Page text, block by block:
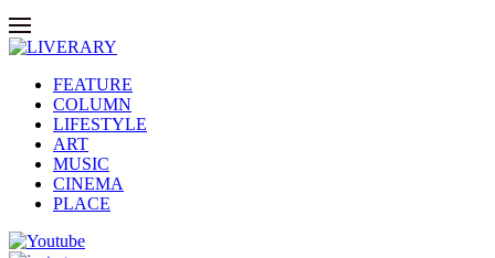
FEATURE
COLUMN
LIFESTYLE
ART
MUSIC
CINEMA
PLACE